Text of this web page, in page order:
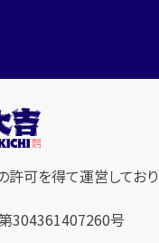
可を得て運営しており
304361407260号